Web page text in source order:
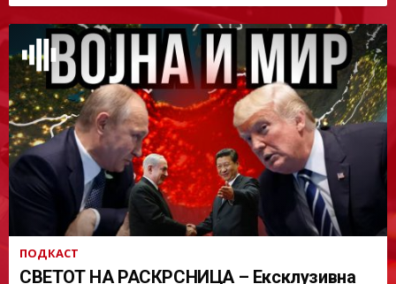
ПОДКАСТ
СВЕТОТ НА РАСКРСНИЦА – Ексклузивна